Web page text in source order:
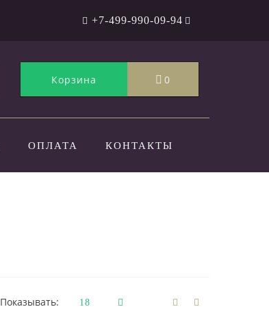
+7-499-990-09-94
Корзина 0
ОПЛАТА КОНТАКТЫ
Показывать: